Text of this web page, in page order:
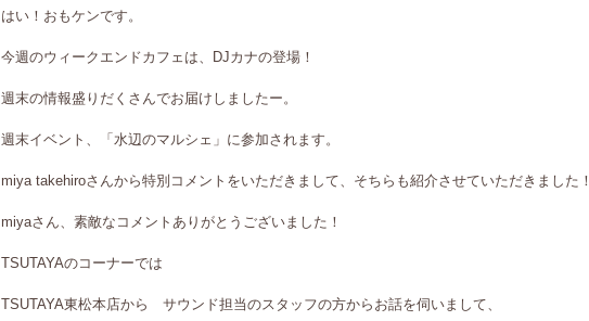
はい！おもケンです。
今週のウィークエンドカフェは、DJカナの登場！
週末の情報盛りだくさんでお届けしましたー。
週末イベント、「水辺のマルシェ」に参加されます。
miya takehiroさんから特別コメントをいただきまして、そちらも紹介させていただきました！
miyaさん、素敵なコメントありがとうございました！
TSUTAYAのコーナーでは
TSUTAYA東松本店から サウンド担当のスタッフの方からお話を伺いまして、